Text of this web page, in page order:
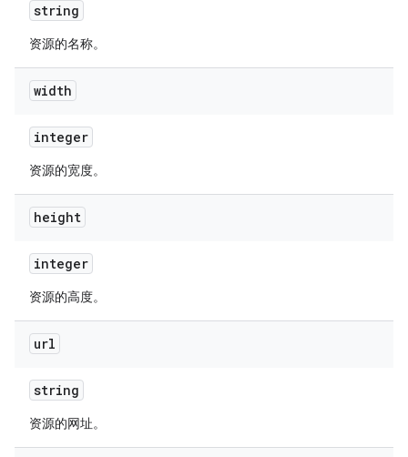
string
资源的名称。
width
integer
资源的宽度。
height
integer
资源的高度。
url
string
资源的网址。